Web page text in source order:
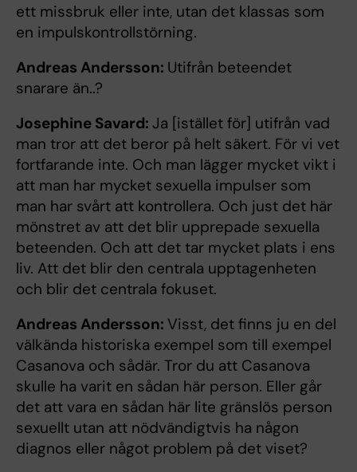
ett missbruk eller inte, utan det klassas som
en impulskontrollstörning.
Andreas Andersson: Utifrån beteendet
snarare än..?
Josephine Savard: Ja [istället för] utifrån vad
man tror att det beror på helt säkert. För vi vet
fortfarande inte. Och man lägger mycket vikt i
att man har mycket sexuella impulser som
man har svårt att kontrollera. Och just det här
mönstret av att det blir upprepade sexuella
beteenden. Och att det tar mycket plats i ens
liv. Att det blir den centrala upptagenheten
och blir det centrala fokuset.
Andreas Andersson: Visst, det finns ju en del
välkända historiska exempel som till exempel
Casanova och sådär. Tror du att Casanova
skulle ha varit en sådan här person. Eller går
det att vara en sådan här lite gränslös person
sexuellt utan att nödvändigtvis ha någon
diagnos eller något problem på det viset?